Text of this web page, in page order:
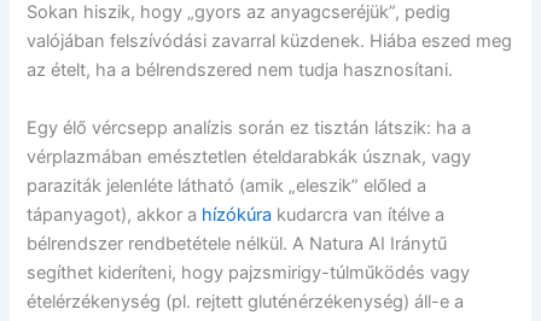
Sokan hiszik, hogy „gyors az anyagcseréjük”, pedig
valójában felszívódási zavarral küzdenek. Hiába eszed meg
az ételt, ha a bélrendszered nem tudja hasznosítani.
Egy élő vércsepp analízis során ez tisztán látszik: ha a
vérplazmában emésztetlen ételdarabkák úsznak, vagy
paraziták jelenléte látható (amik „eleszik” előled a
tápanyagot), akkor a hízókúra kudarcra van ítélve a
bélrendszer rendbetétele nélkül. A Natura AI Iránytű
segíthet kideríteni, hogy pajzsmirigy-túlműködés vagy
ételérzékenység (pl. rejtett gluténérzékenység) áll-e a